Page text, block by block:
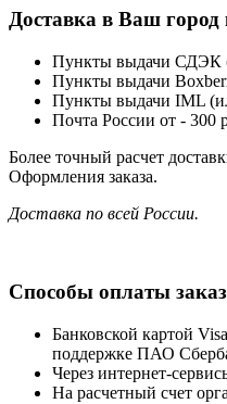
Доставка в Ваш город
Пункты выдачи СДЭК
Пункты выдачи
Пункты выдачи IML
Почта России от - 300
Более точный расчет
Оформления заказа.
Доставка по всей России.
Способы оплаты
Банковской картой
поддержке ПАО
Через интернет-
На расчетный счет